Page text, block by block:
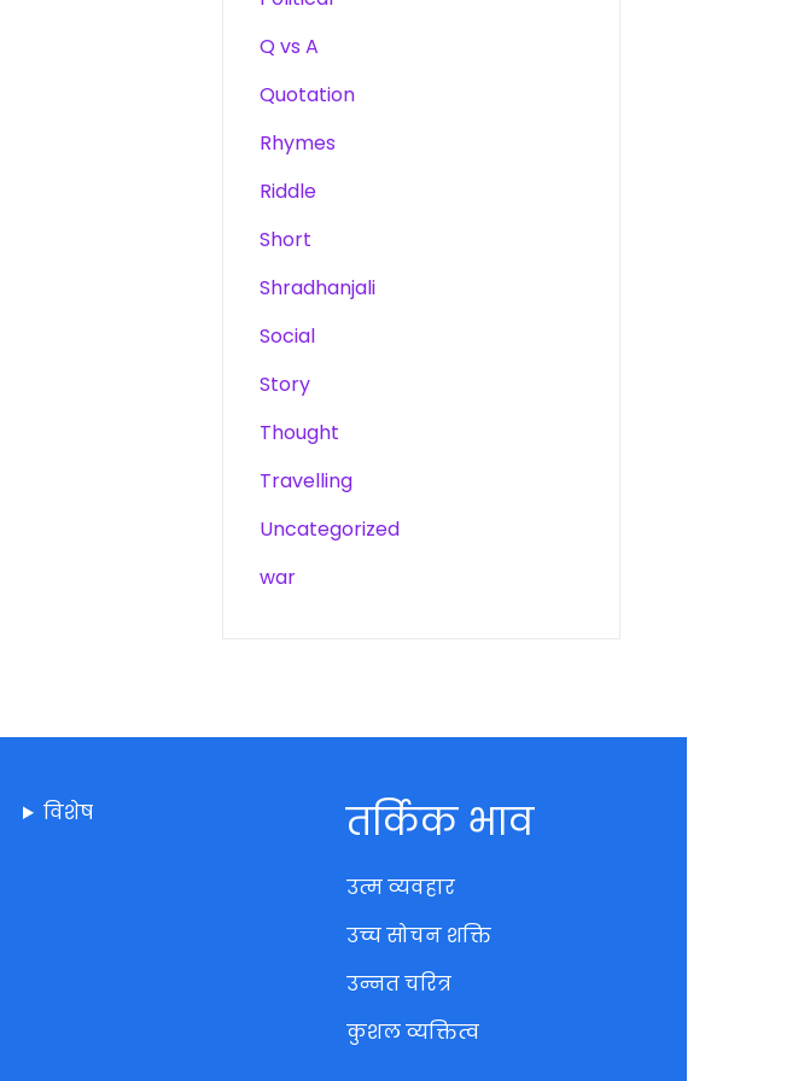
Q vs A
Quotation
Rhymes
Riddle
Short
Shradhanjali
Social
Story
Thought
Travelling
Uncategorized
war
विशेष तर्किक भाव
उत्म व्यवहार
उच्च सोचन शक्ति
उन्नत चरित्र
कुशल व्यक्तित्व